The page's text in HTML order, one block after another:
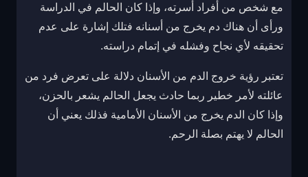
مع شخص من أفراد أسرته، وإذا كان الحالم في الدراسة
ورأى أن هناك دم يخرج من أسنانه فتلك إشارة على عدم
تحقيقه لأي نجاح وفشله في إتمام دراسته.
تعتبر رؤية خروج الدم من الأسنان دلالة على تعرض فرد من
عائلته لأمر خطير ربما حادث يجعل الحالم يشعر بالحزن،
وإذا كان الدم يخرج من الأسنان الأمامية فذلك يعني أن
الحالم لا يهتم بصلة الرحم.